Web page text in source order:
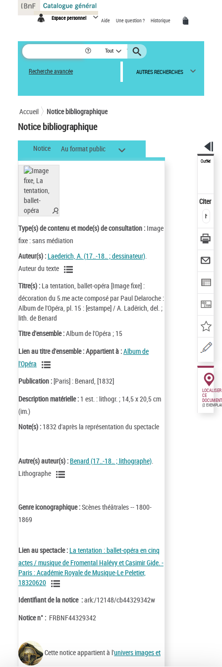
Espace personnel Aide Une question ? Historique
Tout
Recherche avancée AUTRES RECHERCHES
Accueil Notice bibliographique
Notice bibliographique
Notice Au format public
Type(s) de contenu et mode(s) de consultation : Image
fixe : sans médiation
Auteur(s) : Laederich, A. (17..-18.. ; dessinateur)
Auteur du texte
Titre(s) : La tentation, ballet-opéra [Image fixe] :
décoration du 5.me acte composé par Paul Delaroche :
Album de l'Opéra, pl. 15 : [estampe] / A. Ladërich, del. ;
lith. de Benard
Titre d'ensemble :Album de l'Opéra ; 15
Lien au titre d'ensemble :Appartient à :Album de
l'Opéra
Publication : [Paris] : Benard, [1832]
Description matérielle : 1 est. : lithogr. ; 14,5 x 20,5 cm
(im.)
Note(s) : 1832 d'après la représentation du spectacle
Autre(s) auteur(s) : Benard (17..-18.. ; lithographe)
Lithographe
Genre iconographique :Scènes théâtrales -- 1800-
1869
Lien au spectacle : La tentation : ballet-opéra en cinq
actes / musique de Fromental Halévy et Casimir Gide. -
Paris : Académie Royale de Musique-Le Peletier,
18320620
Identifiant de la notice :ark:/12148/cb44329342w
Notice n° : FRBNF44329342
Cette notice appartient à l'univers images et
Outils
Citer
LOCALISER
CE
DOCUMENT
(2
Panneau de gestion des cookies